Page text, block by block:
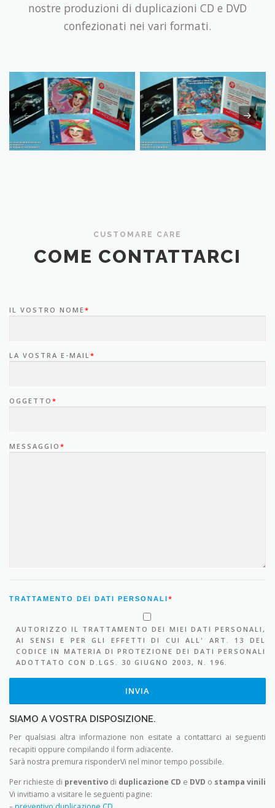
nostre produzioni di duplicazioni CD e DVD
confezionati nei vari formati.
CUSTOMARE CARE
COME CONTATTARCI
IL VOSTRO NOME*
LA VOSTRA E-MAIL*
OGGETTO *
MESSAGGIO *
TRATTAMENTO DEI DATI PERSONALI *
AUTORIZZO IL TRATTAMENTO DEI MIEI DATI PERSONALI,
AI SENSI E PER GLI EFFETTI DI CUI ALL' ART. 13 DEL
CODICE IN MATERIA DI PROTEZIONE DEI DATI PERSONALI
ADOTTATO CON D.LGS. 30 GIUGNO 2003, N. 196.
SIAMO A VOSTRA DISPOSIZIONE.
Per qualsiasi altra informazione non esitate a contattarci ai seguenti
recapiti oppure compilando il form adiacente.
Sarà nostra premura risponderVi nel minor tempo possibile.
Per richieste di preventivo di duplicazione CD e DVD o stampa vinili
Vi invitiamo a visitare le seguenti pagine: